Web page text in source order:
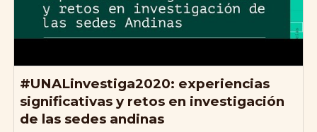
#UNALinvestiga2020: experiencias
significativas y retos en investigación
de las sedes andinas